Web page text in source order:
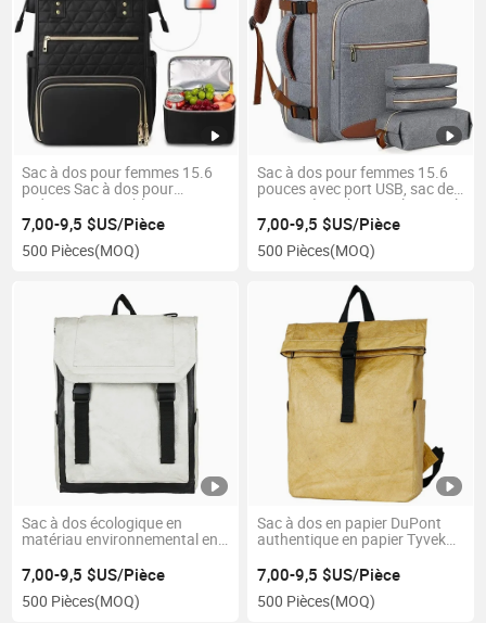
Sac à dos pour femmes 15.6
pouces Sac à dos pour
ordinateur portable avec port
USB Sac à dos pour
enseignant infirmière Sac de
travail avec sac isotherme Sac
7,00-9,5 $US/Pièce
500 Pièces(MOQ)
Sac à dos pour femmes 15.6
pouces avec port USB, sac de
voyage étanche pour le travail,
sac à dos de mode pour
médecin, professeur, infirmière
7,00-9,5 $US/Pièce
500 Pièces(MOQ)
Sac à dos écologique en
matériau environnemental en
7,00-9,5 $US/Pièce
500 Pièces(MOQ)
Sac à dos en papier DuPont
authentique en papier Tyvek
7,00-9,5 $US/Pièce
500 Pièces(MOQ)